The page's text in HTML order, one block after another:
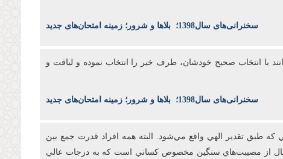
سخنرانی‌های سال1398 ؛ بلاها و شرور؛ زمینه امتحان‌های جدید
با انتخاب صحيح خودشان، طرف خير را انتخاب نموده و لياقت و
سخنرانی‌های سال1398 ؛ بلاها و شرور؛ زمینه امتحان‌های جدید
طبق تقدير الهي واقع مي‌شود. البته همه افراد قدرت جمع بين
از مصيبت‌هاي سنگين مخصوص کساني است که به درجات عالي